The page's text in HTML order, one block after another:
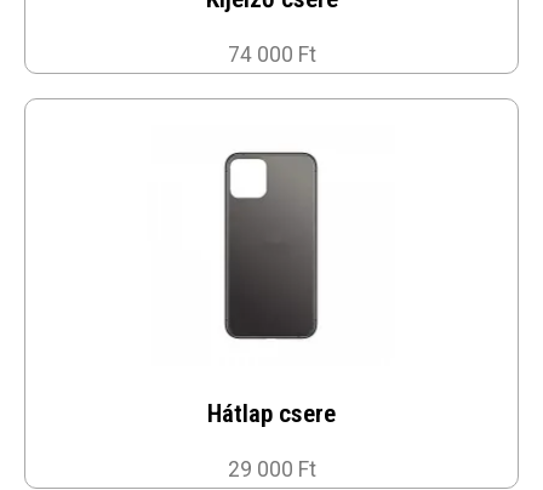
74 000 Ft
Hátlap csere
29 000 Ft